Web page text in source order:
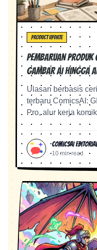
PRODUCT UPDATE
Pembaruan Produk
Gambar AI hingga
Ulasan berbasis
terbaru ComicsAI:
Pro, alur kerja
terjemahan,
yang lebih jelas.
ComicsAI
10 min read